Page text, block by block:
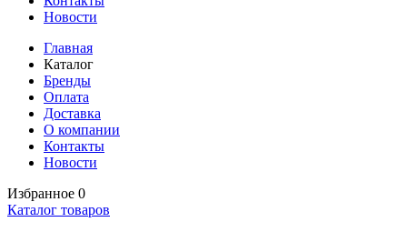
Новости
Главная
Каталог
Бренды
Оплата
Доставка
О компании
Контакты
Новости
Избранное 0
Каталог товаров